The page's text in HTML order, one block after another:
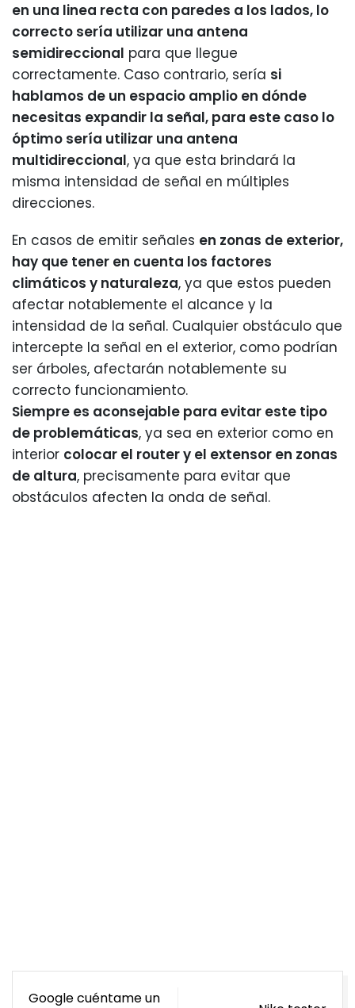
en una linea recta con paredes a los lados, lo
correcto sería utilizar una antena
semidireccional para que llegue
correctamente. Caso contrario, sería si
hablamos de un espacio amplio en dónde
necesitas expandir la señal, para este caso lo
óptimo sería utilizar una antena
multidireccional, ya que esta brindará la
misma intensidad de señal en múltiples
direcciones.
En casos de emitir señales en zonas de exterior,
hay que tener en cuenta los factores
climáticos y naturaleza, ya que estos pueden
afectar notablemente el alcance y la
intensidad de la señal. Cualquier obstáculo que
intercepte la señal en el exterior, como podrían
ser árboles, afectarán notablemente su
correcto funcionamiento.
Siempre es aconsejable para evitar este tipo
de problemáticas, ya sea en exterior como en
interior colocar el router y el extensor en zonas
de altura, precisamente para evitar que
obstáculos afecten la onda de señal.
Navegación
Google cuéntame un